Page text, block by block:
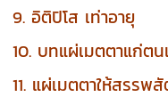
9. อิติปิโส เท่าอายุ
10. บทแผ่เมตตาแก่ตน
11. แผ่เมตตาให้สรรพ